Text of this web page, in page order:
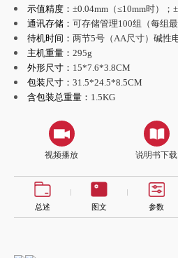
示值精度：
通讯存储：
待机时间：
主机重量： 295g
外形尺寸： 15*7.6*3.8CM
包装尺寸： 31.5*24.5*8.5CM
含包装总重量： 1.5KG
视频播放 说明书下载
总述 图文 参数